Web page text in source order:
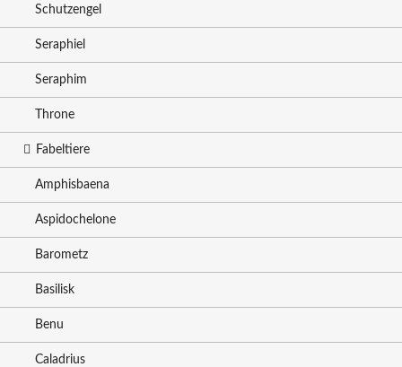
Schutzengel
Seraphiel
Seraphim
Throne
Fabeltiere
Amphisbaena
Aspidochelone
Barometz
Basilisk
Benu
Caladrius